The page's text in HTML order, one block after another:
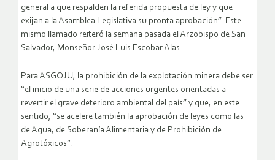
general a que respalden la referida propuesta de ley y que
exijan a la Asamblea Legislativa su pronta aprobación”. Este
mismo llamado reiteró la semana pasada el Arzobispo de San
Salvador, Monseñor José Luis Escobar Alas.
Para ASGOJU, la prohibición de la explotación minera debe ser
“el inicio de una serie de acciones urgentes orientadas a
revertir el grave deterioro ambiental del país” y que, en este
sentido, “se acelere también la aprobación de leyes como las
de Agua, de Soberanía Alimentaria y de Prohibición de
Agrotóxicos”.